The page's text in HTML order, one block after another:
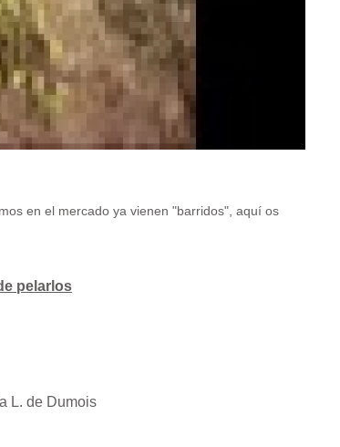
en el mercado ya vienen "barridos", aquí os
pelarlos
L. de Dumois